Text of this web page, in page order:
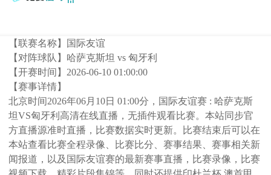
【联赛名称】 国际友谊
【对阵球队】 哈萨克斯坦 vs 匈牙利
【开赛时间】 2026-06-10 01:00:00
【赛事详情】
北京时间2026年06月10日 01:00分，国际友谊赛 : 哈萨克斯
坦VS匈牙利高清在线直播，无插件观看比赛。本站同步官
方直播源准时直播，比赛数据实时更新。比赛结束后可以在
本站查看比赛全程录像、比赛比分、赛事结果、赛事相关新
闻报道，以及国际友谊赛的最新赛事直播，比赛录像，比赛